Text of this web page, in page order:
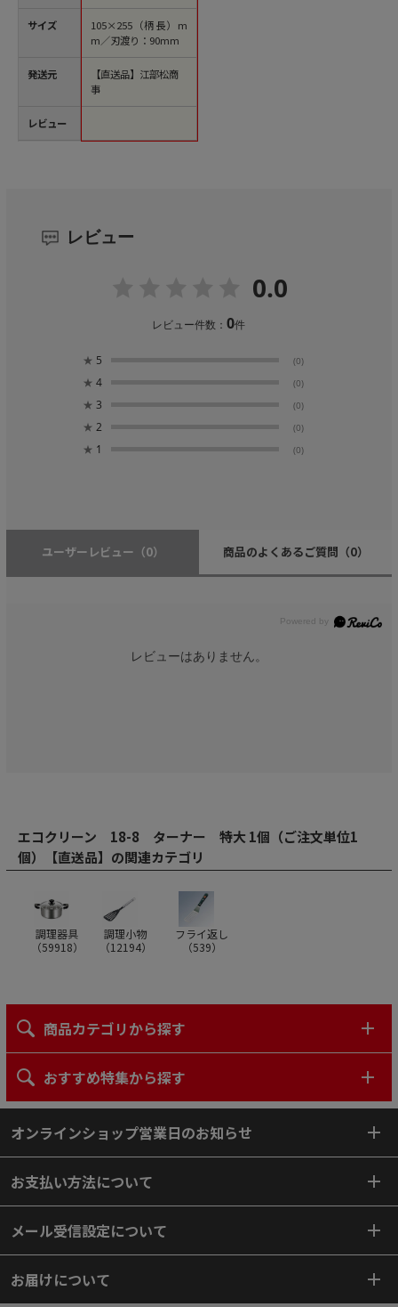
サイズ
発送元
レビュー
105×255（柄長）m
m／刃渡り：90mm
【直送品】江部松商
事
レビュー
0.0
レビュー件数：0件
★ 5 (0)
★ 4 (0)
★ 3 (0)
★ 2 (0)
★ 1 (0)
ユーザーレビュー （0） 商品のよくあるご質問 （0）
レビューはありません。
エコクリーン 18-8 ターナー 特大 1個（ご注文単位1
個）【直送品】の関連カテゴリ
調理器具
（59918）
調理小物
（12194）
フライ返し
（539）
商品カテゴリから探す
おすすめ特集から探す
オンラインショップ営業日のお知らせ
お支払い方法について
メール受信設定について
お届けについて